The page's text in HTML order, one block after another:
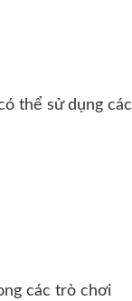
thể sử dụng các
các trò chơi